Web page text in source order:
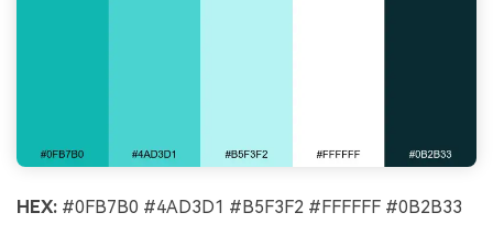
HEX: #0FB7B0 #4AD3D1 #B5F3F2 #FFFFFF #0B2B33